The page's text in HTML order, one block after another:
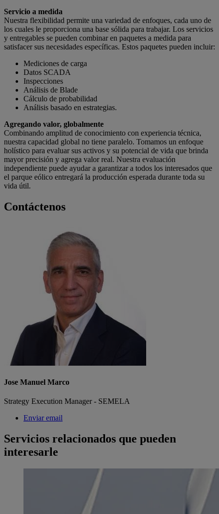
Servicio a medida
Nuestra flexibilidad permite una variedad de enfoques, cada uno de
los cuales le proporciona una base sólida para trabajar. Los servicios
y entregables se pueden combinar en paquetes a medida para
satisfacer sus necesidades específicas. Estos paquetes pueden incluir:
Mediciones de carga
Datos SCADA
Inspecciones
Análisis de Blade
Cálculo de probabilidad
Análisis basado en estrategias.
Agregando valor, globalmente
Combinando amplitud de conocimiento con experiencia técnica,
nuestra capacidad global no tiene paralelo. Tomamos un enfoque
holístico para evaluar sus activos y su potencial de vida que brinda
mayor precisión y agrega valor real. Nuestra evaluación
independiente puede ayudar a garantizar a todos los interesados que
el parque eólico entregará la producción esperada durante toda su
vida útil.
Contáctenos
Jose Manuel Marco
Strategy Execution Manager - SEMELA
Enviar email
Servicios relacionados que pueden
interesarle